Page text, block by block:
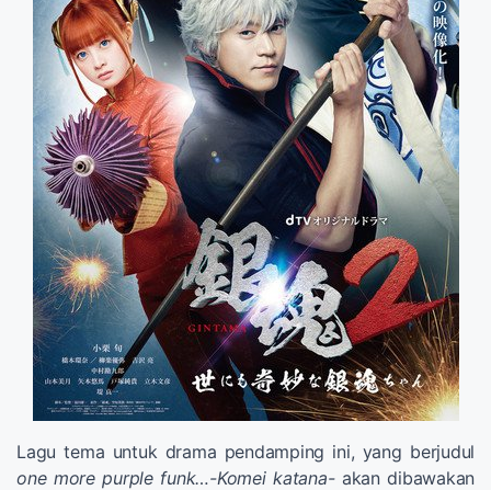
Lagu tema untuk drama pendamping ini, yang berjudul
one more purple funk…-Komei katana-akan dibawakan